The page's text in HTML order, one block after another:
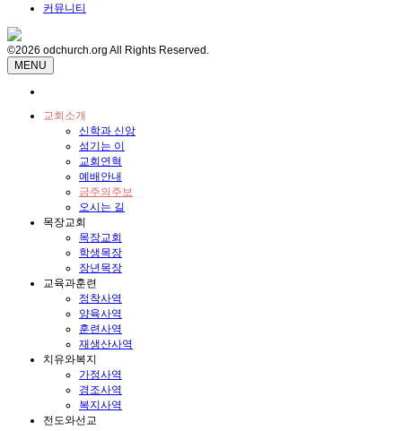
커뮤니티
©2026 odchurch.org All Rights Reserved.
MENU
교회소개
신학과 신앙
섬기는 이
교회연혁
예배안내
금주의주보
오시는 길
목장교회
목장교회
학생목장
장년목장
교육과훈련
정착사역
양육사역
훈련사역
재생산사역
치유와복지
가정사역
경조사역
복지사역
전도와선교